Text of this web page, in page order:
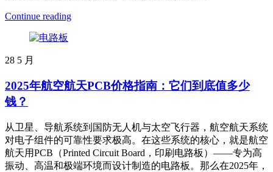
Continue reading
28 5 月
2025年航空航天PCB价格指南：它们到底值多少
钱？
从卫星、导航系统到国防无人机与太空飞行器，航空航天系统
对电子组件的可靠性要求极高。在这些系统的核心，就是航空
航天用PCB（Printed Circuit Board，印刷电路板）——专为高
振动、高温和极端环境而设计制造的电路板。那么在2025年，